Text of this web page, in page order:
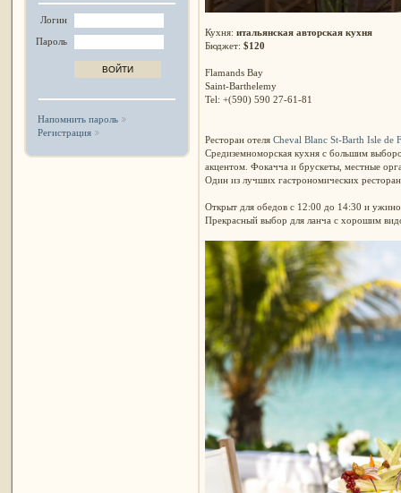
Логин
Пароль
Напомнить пароль
Регистрация
Кухня: итальянская авторская кухня
Бюджет: $120
Flamands Bay
Saint-Barthelemy
Tel: +(590) 590 27-61-81
Ресторан отеля Cheval Blanc St-Barth Isle de
Средиземноморская кухня с большим
акцентом. Фокачча и брускеты, местные
Один из лучших гастрономических
Открыт для обедов с 12:00 до 14:30 и
Прекрасный выбор для ланча с хорошим